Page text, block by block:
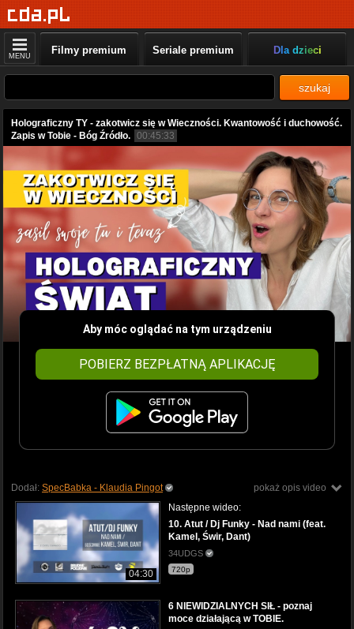
MENU Filmy premium Seriale premium Dla dzieci
szukaj
Holograficzny TY - zakotwicz się w Wieczności. Kwantowość i duchowość.
Zapis w Tobie - Bóg Źródło. 00:45:33
Aby móc oglądać na tym urządzeniu
POBIERZ BEZPŁATNĄ APLIKACJĘ
pokaż opis video
Dodał: SpecBabka - Klaudia Pingot
04:30
Następne wideo:
10. Atut / Dj Funky - Nad nami (feat.
Kamel, Świr, Dant)
34UDGS
720p
6 NIEWIDZIALNYCH SIŁ - poznaj
moce działającą w TOBIE.